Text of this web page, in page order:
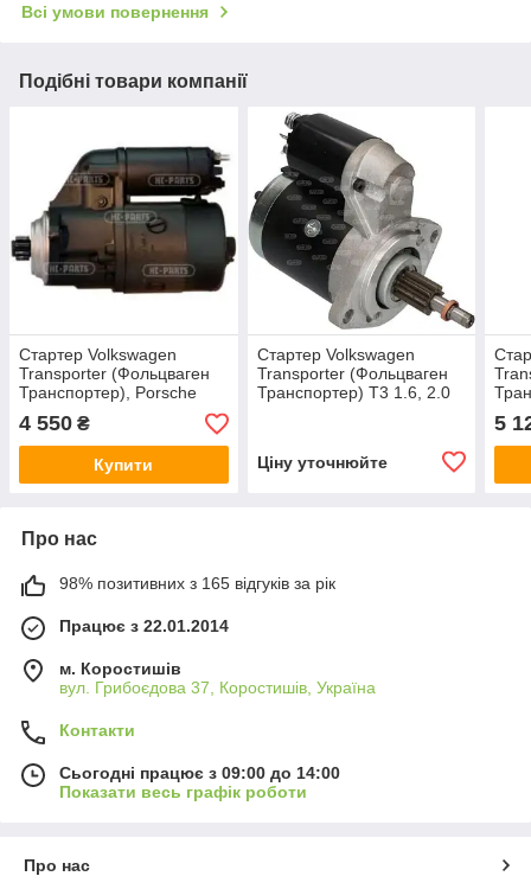
Всі умови повернення
Подібні товари компанії
Стартер Volkswagen
Transporter (Фольцваген
Транспортер), Porsche
911 12 В, 0.7 кВт новий
4 550 ₴
Купити
Стартер Volkswagen
Transporter (Фольцваген
Транспортер) T3 1.6, 2.0
Ціну уточнюйте
2.0
кВт
5
Про нас
98% позитивних з 165 відгуків за рік
Працює з 22.01.2014
м. Коростишів
вул. Грибоєдова 37, Коростишів, Україна
Контакти
Сьогодні працює з 09:00 до 14:00
Показати весь графік роботи
Про нас